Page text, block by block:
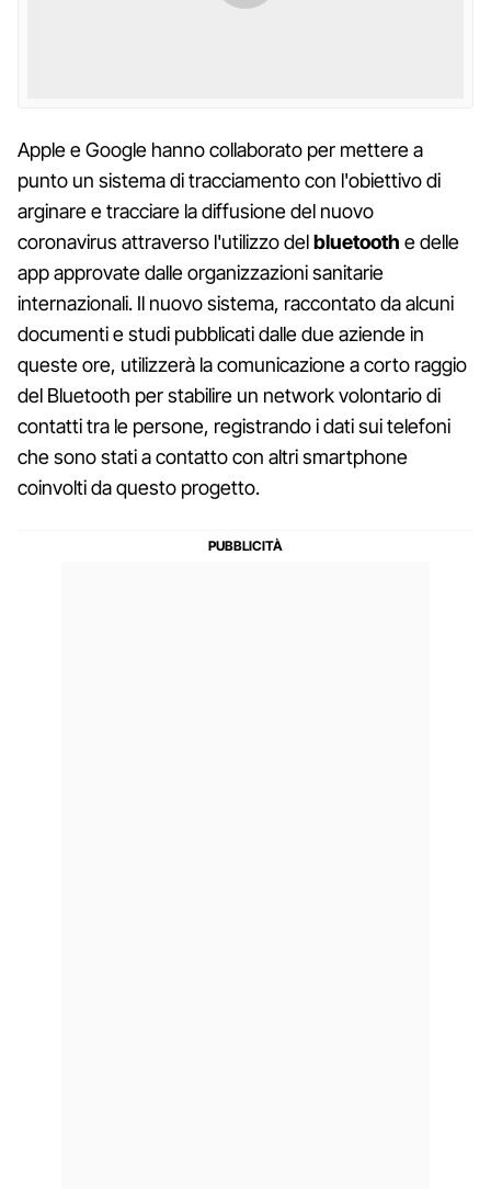
Apple e Google hanno collaborato per mettere a
punto un sistema di tracciamento con l'obiettivo di
arginare e tracciare la diffusione del nuovo
coronavirus attraverso l'utilizzo delbluetooth e delle
app approvate dalle organizzazioni sanitarie
internazionali. Il nuovo sistema, raccontato da alcuni
documenti e studi pubblicati dalle due aziende in
queste ore, utilizzerà la comunicazione a corto raggio
del Bluetooth per stabilire un network volontario di
contatti tra le persone, registrando i dati sui telefoni
che sono stati a contatto con altri smartphone
coinvolti da questo progetto.